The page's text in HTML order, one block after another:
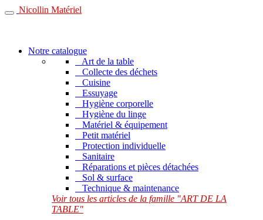
Nicollin Matériel
Notre catalogue
Art de la table
Collecte des déchets
Cuisine
Essuyage
Hygiène corporelle
Hygiène du linge
Matériel & équipement
Petit matériel
Protection individuelle
Sanitaire
Réparations et pièces détachées
Sol & surface
Technique & maintenance
Voir tous les articles de la famille "ART DE LA
TABLE"